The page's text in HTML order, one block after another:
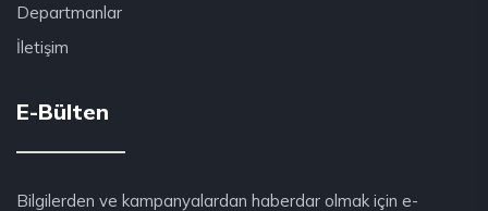
Departmanlar
İletişim
E-Bülten
Bilgilerden ve kampanyalardan haberdar olmak için e-